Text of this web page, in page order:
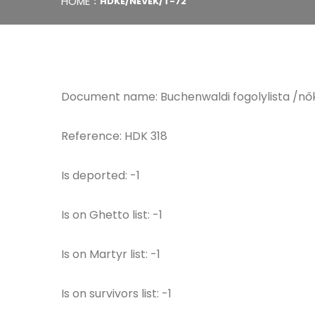
Document name: Buchenwaldi fogolylista /
Reference: HDK 318
Is deported: -1
Is on Ghetto list: -1
Is on Martyr list: -1
Is on survivors list: -1